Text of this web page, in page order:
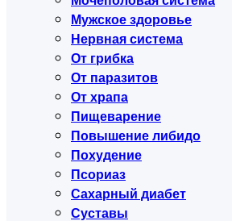
Мужское здоровье
Нервная система
От грибка
От паразитов
От храпа
Пищеварение
Повышение либидо
Похудение
Псориаз
Сахарный диабет
Суставы